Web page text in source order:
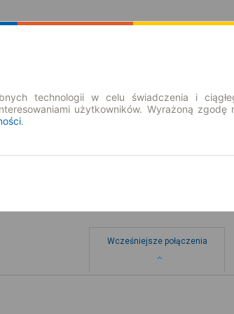
Wcześniejsze połączenia
technologii w celu świadczenia i
użytkowników. Wyrażoną
.